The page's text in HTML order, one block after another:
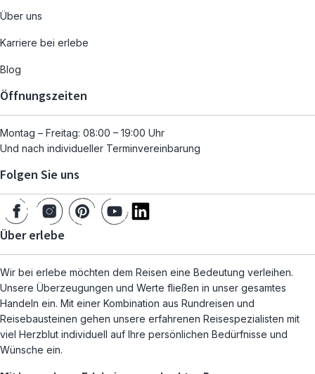
Über uns
Karriere bei erlebe
Blog
Öffnungszeiten
Montag – Freitag: 08:00 – 19:00 Uhr
Und nach individueller Terminvereinbarung
Folgen Sie uns
Über erlebe
Wir bei erlebe möchten dem Reisen eine Bedeutung verleihen.
Unsere Überzeugungen und Werte fließen in unser gesamtes
Handeln ein. Mit einer Kombination aus Rundreisen und
Reisebausteinen gehen unsere erfahrenen Reisespezialisten mit
viel Herzblut individuell auf Ihre persönlichen Bedürfnisse und
Wünsche ein.